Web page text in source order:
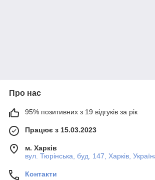
Про нас
95% позитивних з 19 відгуків за рік
Працює з 15.03.2023
м. Харків
вул. Тюрінська, буд. 147, Харків,
Контакти